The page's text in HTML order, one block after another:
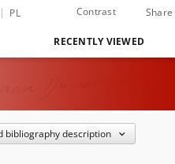
PL Contrast Share
RECENTLY VIEWED
bibliography description